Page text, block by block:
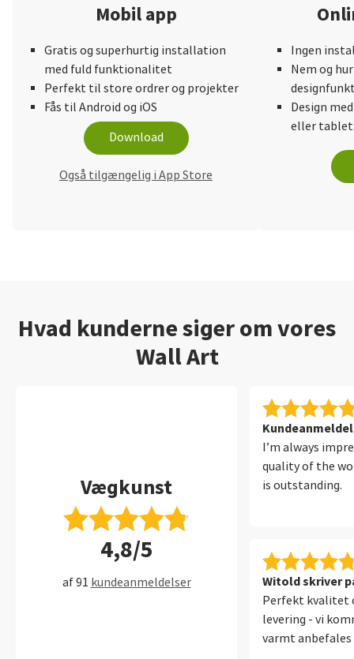
Mobil app
Gratis og superhurtig installation
med fuld funktionalitet
Perfekt til store ordrer og projekter
Fås til Android og iOS
Download
Også tilgængelig i App Store
Ingen
Nem og
Design
eller tablet
Hvad kunderne siger om vores
Wall Art
Vægkunst
4,8/5
af 91 kundeanmeldelser
I’m always
quality of the
is outstanding.
Witold skriver
Perfekt kvalitet
levering - vi
varmt anbefales